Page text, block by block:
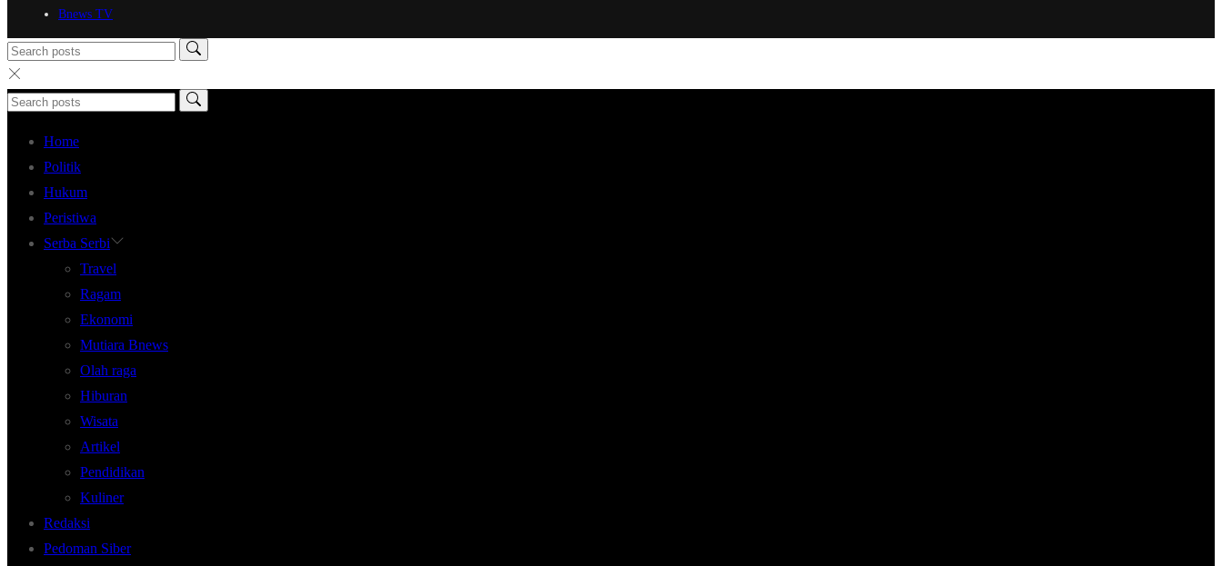
Bnews TV
Home
Politik
Hukum
Peristiwa
Serba Serbi
Travel
Ragam
Ekonomi
Mutiara Bnews
Olah raga
Hiburan
Wisata
Artikel
Pendidikan
Kuliner
Redaksi
Pedoman Siber